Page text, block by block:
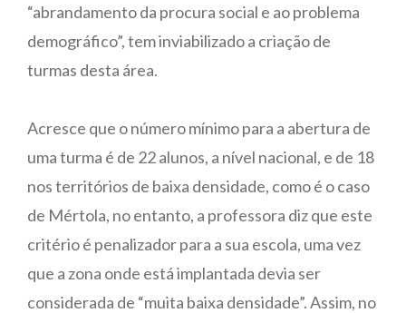
“abrandamento da procura social e ao problema
demográfico”, tem inviabilizado a criação de
turmas desta área.
Acresce que o número mínimo para a abertura de
uma turma é de 22 alunos, a nível nacional, e de 18
nos territórios de baixa densidade, como é o caso
de Mértola, no entanto, a professora diz que este
critério é penalizador para a sua escola, uma vez
que a zona onde está implantada devia ser
considerada de “muita baixa densidade”. Assim, no